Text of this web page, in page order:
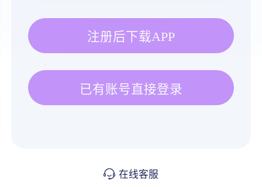
注册后下载APP
已有账号直接登录
在线客服